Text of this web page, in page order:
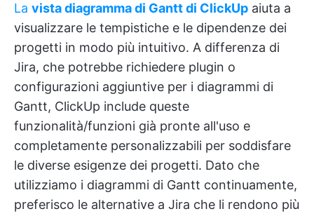
La vista diagramma di Gantt di ClickUp aiuta a
visualizzare le tempistiche e le dipendenze dei
progetti in modo più intuitivo. A differenza di
Jira, che potrebbe richiedere plugin o
configurazioni aggiuntive per i diagrammi di
Gantt, ClickUp include queste
funzionalità/funzioni già pronte all'uso e
completamente personalizzabili per soddisfare
le diverse esigenze dei progetti. Dato che
utilizziamo i diagrammi di Gantt continuamente,
preferisco le alternative a Jira che li rendono più